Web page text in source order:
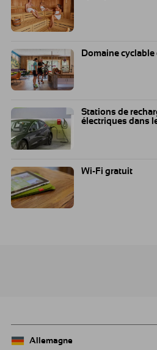
Domaine
Stations de
électriques dans
Wi-Fi gratuit
Allemagne